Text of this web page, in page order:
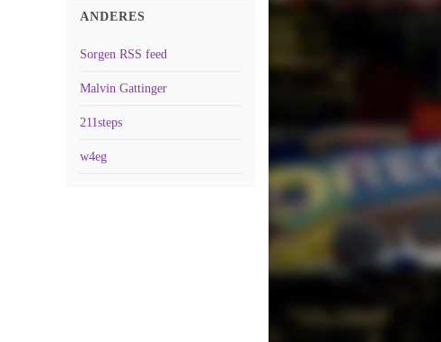
ANDERES
Sorgen RSS feed
Malvin Gattinger
211steps
w4eg